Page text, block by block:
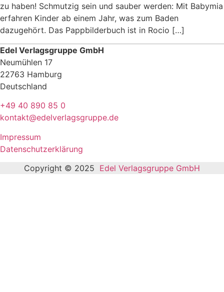
zu haben! Schmutzig sein und sauber werden: Mit Babymia
erfahren Kinder ab einem Jahr, was zum Baden
dazugehört. Das Pappbilderbuch ist in Rocio […]
Edel Verlagsgruppe GmbH
Neumühlen 17
22763 Hamburg
Deutschland
+49 40 890 85 0
kontakt@edelverlagsgruppe.de
Impressum
Datenschutzerklärung
Copyright © 2025 Edel Verlagsgruppe GmbH